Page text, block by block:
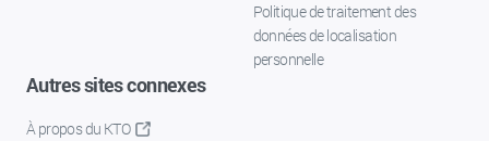
Politique de traitement des
données de localisation
personnelle
Autres sites connexes
À propos du KTO